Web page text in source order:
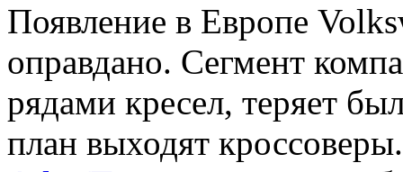
Появление в Европе
оправдано. Сегмент
рядами кресел, теряет
план выходят